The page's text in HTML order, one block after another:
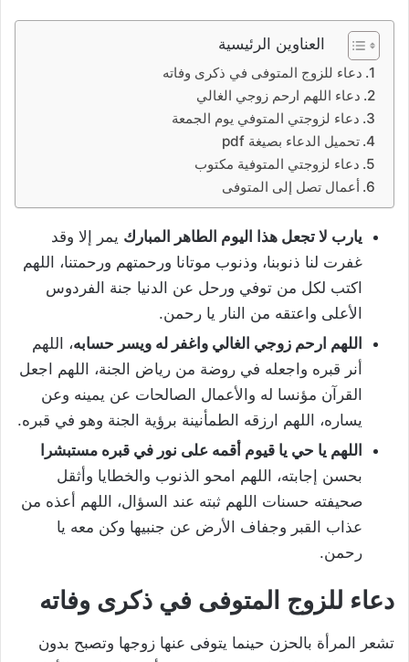
العناوين الرئيسية
دعاء للزوج المتوفى في ذكرى وفاته
دعاء اللهم ارحم زوجي الغالي
دعاء لزوجتي المتوفي يوم الجمعة
تحميل الدعاء بصيغة pdf
دعاء لزوجتي المتوفية مكتوب
أعمال تصل إلى المتوفى
يارب لا تجعل هذا اليوم الطاهر المبارك يمر إلا وقد
غفرت لنا ذنوبنا، وذنوب موتانا ورحمتهم ورحمتنا، اللهم
اكتب لكل من توفي ورحل عن الدنيا جنة الفردوس
الأعلى واعتقه من النار يا رحمن.
اللهم ارحم زوجي الغالي واغفر له ويسر حسابه، اللهم
أنر قبره واجعله في روضة من رياض الجنة، اللهم اجعل
القرآن مؤنسا له والأعمال الصالحات عن يمينه وعن
يساره، اللهم ارزقه الطمأنينة برؤية الجنة وهو في قبره.
اللهم يا حي يا قيوم أقمه على نور في قبره مستبشرا
بحسن إجابته، اللهم امحو الذنوب والخطايا وأثقل
صحيفته حسنات اللهم ثبته عند السؤال، اللهم أعذه من
عذاب القبر وجفاف الأرض عن جنبيها وكن معه يا
رحمن.
دعاء للزوج المتوفى في ذكرى وفاته
تشعر المرأة بالحزن حينما يتوفى عنها زوجها وتصبح بدون